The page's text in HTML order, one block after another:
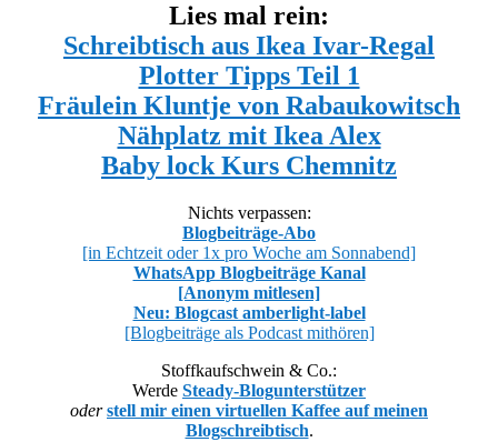
Lies mal rein:
Schreibtisch aus Ikea Ivar-Regal
Plotter Tipps Teil 1
Fräulein Kluntje von Rabaukowitsch
Nähplatz mit Ikea Alex
Baby lock Kurs Chemnitz
Nichts verpassen:
Blogbeiträge-Abo
[in Echtzeit oder 1x pro Woche am Sonnabend]
WhatsApp Blogbeiträge Kanal
[Anonym mitlesen]
Neu: Blogcast amberlight-label
[Blogbeiträge als Podcast mithören]
Stoffkaufschwein & Co.:
Werde Steady-Blogunterstützer
oder stell mir einen virtuellen Kaffee auf meinen
Blogschreibtisch.